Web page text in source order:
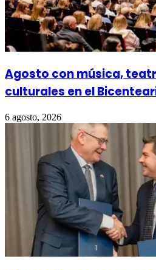
Agosto con música,
culturales en el
6 agosto, 2026